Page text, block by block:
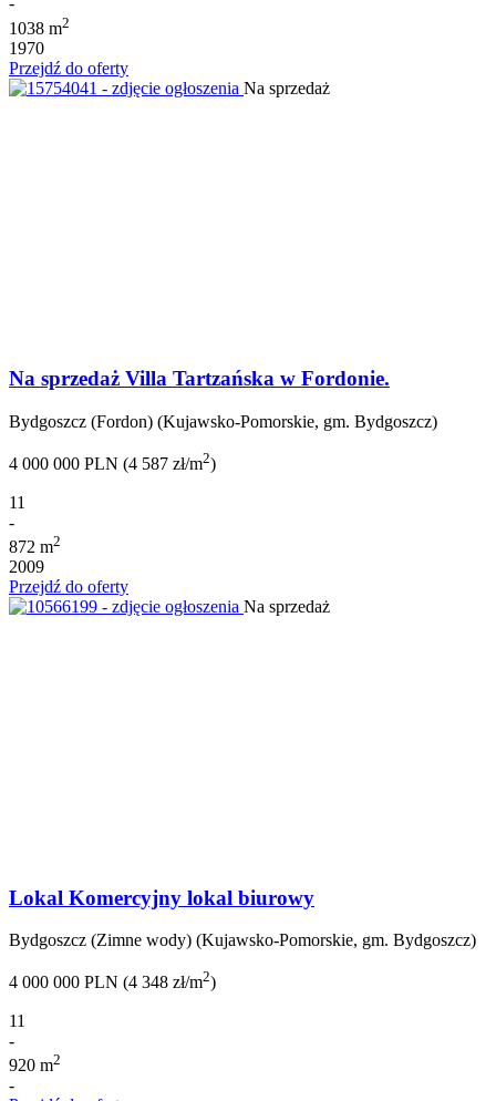
1038 m2
1970
Przejdź do oferty
Na sprzedaż
Na sprzedaż Villa Tartzańska w Fordonie.
Bydgoszcz (Fordon) (Kujawsko-Pomorskie, gm. Bydgoszcz)
4 000 000 PLN (4 587 zł/m2)
11
-
872 m2
2009
Przejdź do oferty
Na sprzedaż
Lokal Komercyjny lokal biurowy
Bydgoszcz (Zimne wody) (Kujawsko-Pomorskie, gm. Bydgoszcz)
4 000 000 PLN (4 348 zł/m2)
11
-
920 m2
-